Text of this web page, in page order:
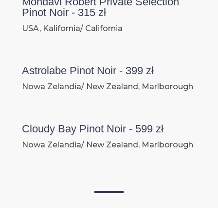
Pinot Noir - 315 zł
USA, Kalifornia/ California
Astrolabe Pinot Noir - 399 zł
Nowa Zelandia/ New Zealand, Marlborough
Cloudy Bay Pinot Noir - 599 zł
Nowa Zelandia/ New Zealand, Marlborough